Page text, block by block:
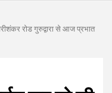
रोड गुरुद्वारा से आज प्रभात